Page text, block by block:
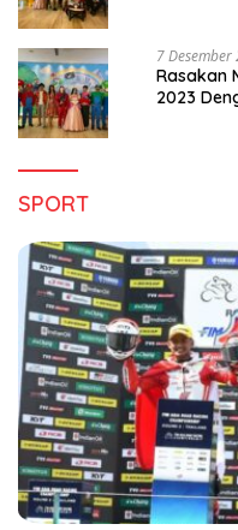
7 Desember
Rasakan
2023
SPORT